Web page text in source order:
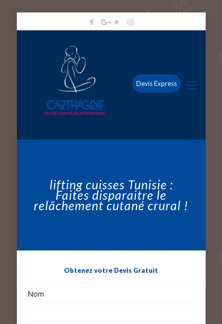
Devis Express
lifting cuisses Tunisie :
Faites disparaitre le
relâchement cutané crural !
Obtenez votre Devis Gratuit